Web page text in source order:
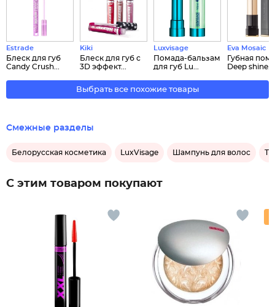
Estrade
Блеск для губ
Candy Crush...
Kiki
Блеск для губ с
3D эффект...
Luxvisage
Помада-бальзам
для губ Lu...
Eva Mosaic
Губная
Deep shine...
Выбрать все похожие товары
Смежные разделы
Белорусская косметика LuxVisage Шампунь для волос
С этим товаром покупают